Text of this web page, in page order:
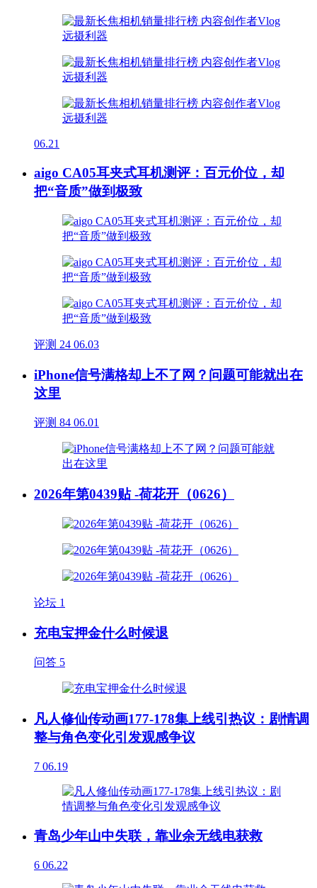
06.21
aigo CA05耳夹式耳机测评：百元价位，却
把“音质”做到极致
评测 24 06.03
iPhone信号满格却上不了网？问题可能就出在
这里
评测 84 06.01
2026年第0439贴 -荷花开（0626）
论坛 1
充电宝押金什么时候退
问答 5
凡人修仙传动画177-178集上线引热议：剧情调
整与角色变化引发观感争议
7 06.19
青岛少年山中失联，靠业余无线电获救
6 06.22